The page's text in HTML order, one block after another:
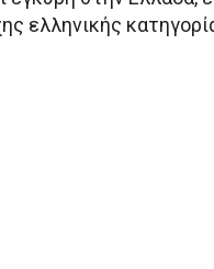
ελληνικής